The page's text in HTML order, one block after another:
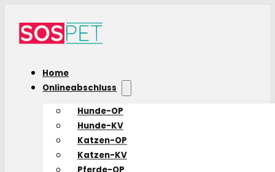
Home
Onlineabschluss
Hunde-OP
Hunde-KV
Katzen-OP
Katzen-KV